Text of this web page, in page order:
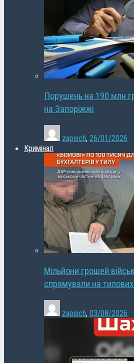
Порушень на 190 млн
на Запоріжжі
zapsich, 26/01/2026
Кримінал
Мільйони грошей
спрямували на
zapsich, 03/08/2026